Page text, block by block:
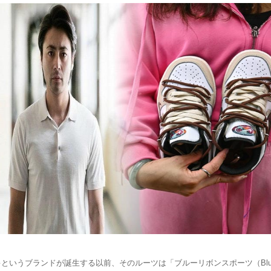
いうブランドが誕生する以前、そのルーツは「ブルーリボンスポーツ（